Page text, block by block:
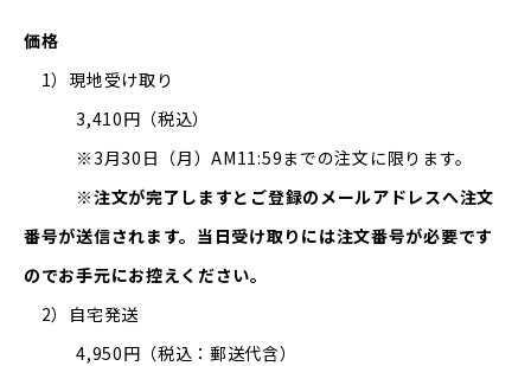
価格
1）現地受け取り
3,410円（税込）
※3月30日（月）AM11:59までの注文に限ります。
※注文が完了しますとご登録のメールアドレスへ注文
番号が送信されます。当日受け取りには注文番号が必要です
のでお手元にお控えください。
2）自宅発送
4,950円（税込：郵送代含）